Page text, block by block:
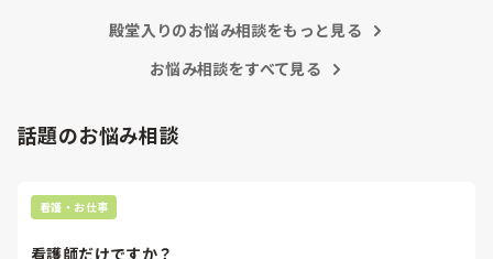
るし強み、自信に変わってくれます。諦めないで欲しいと思い
殿堂入りのお悩み相談をもっと見る
お悩み相談をすべて見る
話題のお悩み相談
看護・お仕事
看護師だけですか？